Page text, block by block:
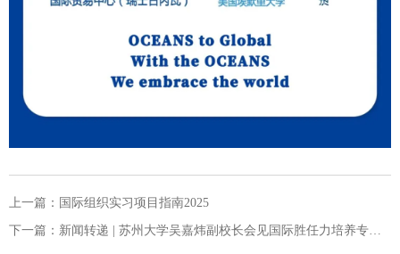
上一篇： 国际组织实习项目指南2025
下一篇： 新闻转递 | 苏州大学吴嘉炜副校长会见国际胜任力培养专委会理事长一行